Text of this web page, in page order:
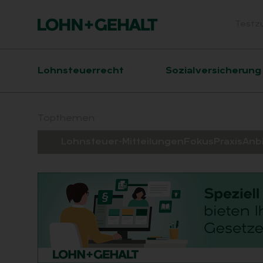
Hauptnavigation
Lohnsteuerrecht Sozialversicherung